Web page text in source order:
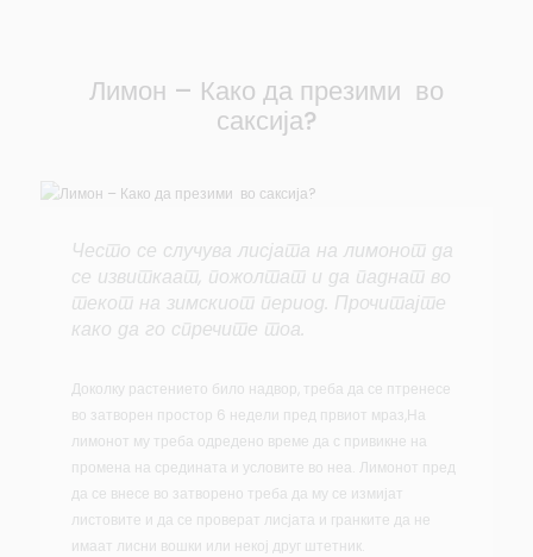
Лимон – Како да презими во
саксија?
Често се случува лисјата на лимонот да
се извиткаат, пожолтат и да паднат во
текот на зимскиот период. Прочитајте
како да го спречите тоа.
Доколку растението било надвор, треба да се птренесе
во затворен простор 6 недели пред првиот мраз,На
лимонот му треба одредено време да с привикне на
промена на средината и условите во неа. Лимонот пред
да се внесе во затворено треба да му се измијат
листовите и да се проверат лисјата и гранките да не
имаат лисни вошки или некој друг штетник.